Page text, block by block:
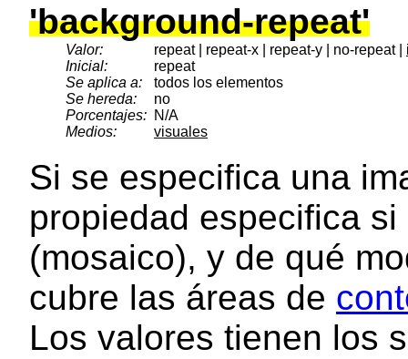
'background-repeat'
Valor: repeat | repeat-x | repeat-y | no-repeat |
Inicial:
repeat
Se aplica a:
todos los elementos
Se hereda:
no
Porcentajes: N/A
Medios:
visuales
Si se especifica una
propiedad especifica
(mosaico), y de qué
cubre las áreas de
Los valores tienen los